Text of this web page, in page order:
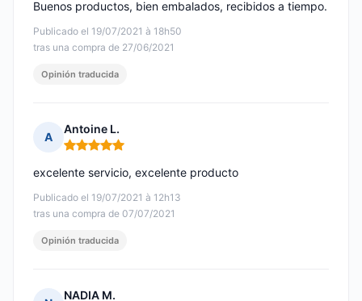
Publicado el 19/07/2021 à 18h50
tras una compra de 27/06/2021
Buenos productos, bien embalados, recibidos a tiempo.
Opinión traducida
A
Antoine L.
Nota: 5 de 5
Publicado el 19/07/2021 à 12h13
tras una compra de 07/07/2021
excelente servicio, excelente producto
Opinión traducida
NADIA M.